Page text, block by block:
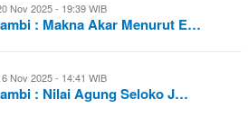
Nov 2025 - 19:39 WIB
: Makna Akar Menurut E…
Nov 2025 - 14:41 WIB
: Nilai Agung Seloko J…